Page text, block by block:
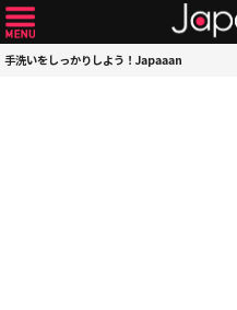
手洗いをしっかりしよう！Japaaan